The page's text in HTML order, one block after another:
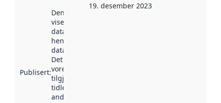
Publisert:
Denne datoen
viser når
datasettet vart
henta inn av
data.norge.no.
Det kan ha
vore
tilgjengeleg
tidlegare
andre stader.
19. desember 2023